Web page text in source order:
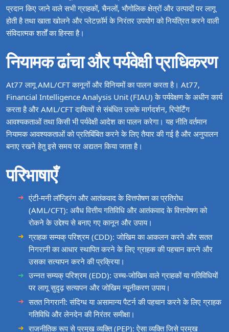
प्रदान किए जाने वाले सभी ग्राहकों, चैनलों, भौगोलिक क्षेत्रों और उत्पादों पर लागू
होती है तथा खाता खोलने और प्लेटफ़ॉर्म के निरंतर उपयोग को नियंत्रित करने वाली
संविदात्मक शर्तों का हिस्सा है।
नियामक ढांचा और पर्यवेक्षी प्राधिकरण
At77 लागू AML/CFT कानूनों और विनियमों का पालन करता है। At77,
Financial Intelligence Analysis Unit (FIAU) के पर्यवेक्षण के अधीन कार्य
करता है और AML/CFT दायित्वों से संबंधित उसके मार्गदर्शन, रिपोर्टिंग
आवश्यकताओं तथा किसी भी पर्यवेक्षी आदेश का पालन करेगा। यह नीति वर्तमान
नियामक आवश्यकताओं को प्रतिबिंबित करने के लिए तैयार की गई है और अनुपालन
बनाए रखने हेतु इसे समय पर अद्यतन किया जाता है।
परिभाषाएँ
एंटी‑मनी लॉन्ड्रिंग और आतंकवाद के वित्तपोषण का प्रतिरोध
(AML/CFT): अवैध वित्तीय गतिविधि और आतंकवाद के वित्तपोषण को
रोकने के उद्देश्य से बनाए गए कानून और उपाय।
ग्राहक सम्यक् परिश्रम (CDD): जोखिम का आकलन करने और सतत
निगरानी का आधार स्थापित करने के लिए ग्राहक की पहचान करने और
उसका सत्यापन करने की प्रक्रिया।
उन्नत सम्यक् परिश्रम (EDD): उच्च‑जोखिम वाले ग्राहकों या गतिविधियों
पर लागू सुदृढ़ सत्यापन और जोखिम न्यूनीकरण उपाय।
सतत निगरानी: संदिग्ध या असामान्य पैटर्न की पहचान करने के लिए ग्राहक
गतिविधि और लेनदेन की निरंतर समीक्षा।
राजनीतिक रूप से प्रमुख व्यक्ति (PEP): ऐसा व्यक्ति जिसे प्रमुख